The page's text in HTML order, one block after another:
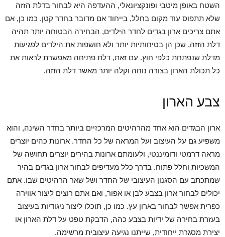
השטח באופן מיטבי ופונקציונאלי, ההעדפה היא לבחור בדלת הזזה
שלא תתפוס עוד מקום בחלל, בייחוד אם מדובר בחדר קטן. כמו כן, אם
אתם צריכים ארון בגדים לחדר הילדים, הבחירה הבטוחה יותר תהיה
דלת הזזה, שכן הן בטיחותיות יותר ולא חושפות את הילדים לפגיעות
מדלת שנפתחת כלפי חוץ. עם זאת, דלת פתיחה מאפשרת לראות את
כל תכולת הארון בצורה נוחה וקלה יותר מאשר דלת הזזה.
צבע הארון
ארון הבגדים הוא אחד מהרהיטים המרכזיים ביותר בחדר השינה, והוא
משפיע גם על העיצוב ועל המראה של כל החדר. ארונות כהים יוצרים
מראה דרמטי ודומיננטי, ולעומתם ארונות בהירים יוצרים תחושה של
המשכיות וחלל פתוח. בדרך כלל מעדיפים לבחור ארון בגדים בהיר
שמתכתב עם הסגנון העיצובי של החדר ושל שאר הרהיטים שבו. אתם
יכולים לבחור ארון בצבע לבן או אפור, ואם אתם רוצים ליצור אווירה
כפרית אפשר לבחור בארון עץ. כמו כן, תוכלו ליצור ניגודיות בעיצוב
בעזרת בחירה של ידיות בצבע כהה, הדבקת טפט על דלת הארון או
יצירת מסגרת ייחודית, שייתנו נגיעה עיצובית מרשימה.